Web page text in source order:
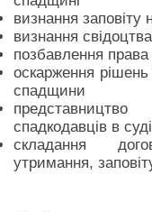
визнання заповіту
визнання
позбавлення
оскарження
спадщини
спадкодавців в суді
складання
утримання,